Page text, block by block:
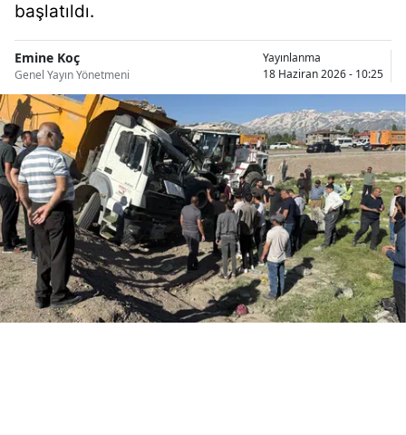
Bingöl
Burdur
Bursa
Çanakkale
Çankırı
Çorum
başlatıldı.
Emine Koç
Genel Yayın Yönetmeni
Yayınlanma
18 Haziran 2026 - 10:25